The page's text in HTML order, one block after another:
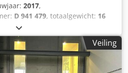
2017,
D 941 479, totaalgewicht: 16
50 Hz, De Atlas Copco Power Focus
oplossing voor nauwkeurige en
in de industrie. Wij bieden
aan samen met de
40 boutverbinding. Technische
Veiling